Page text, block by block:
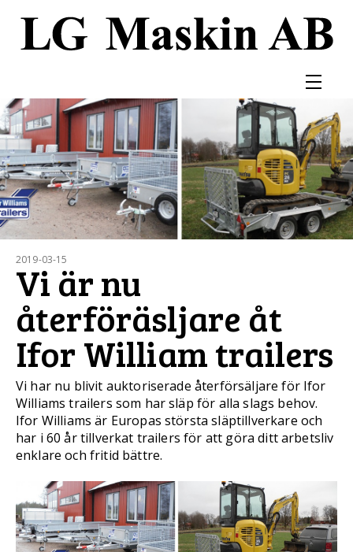
2019-03-15
Vi är nu
återföräsljare åt
Ifor William trailers
Vi har nu blivit auktoriserade återförsäljare för Ifor
Williams trailers som har släp för alla slags behov.
Ifor Williams är Europas största släptillverkare och
har i 60 år tillverkat trailers för att göra ditt arbetsliv
enklare och fritid bättre.